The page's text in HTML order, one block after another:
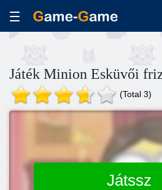
Játék Minion Esküvői
(Total 3)
Játssz